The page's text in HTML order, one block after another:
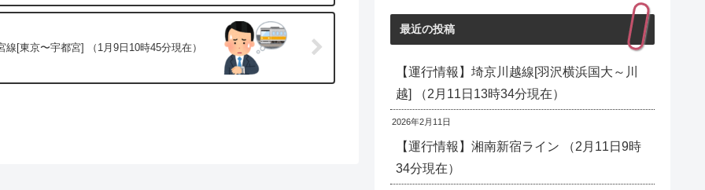
線[東京〜宇都宮] （1月9日10時45分現在）
最近の投稿
【運行情報】埼京川越線[羽沢横浜国大～川
越] （2月11日13時34分現在）
2026年2月11日
【運行情報】湘南新宿ライン （2月11日9時
34分現在）